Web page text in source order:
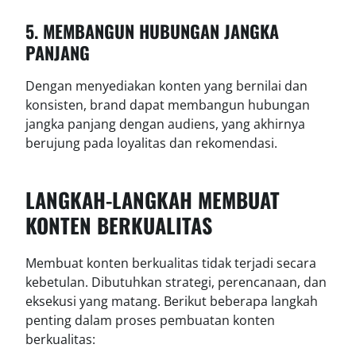
5. MEMBANGUN HUBUNGAN JANGKA
PANJANG
Dengan menyediakan konten yang bernilai dan
konsisten, brand dapat membangun hubungan
jangka panjang dengan audiens, yang akhirnya
berujung pada loyalitas dan rekomendasi.
LANGKAH-LANGKAH MEMBUAT
KONTEN BERKUALITAS
Membuat konten berkualitas tidak terjadi secara
kebetulan. Dibutuhkan strategi, perencanaan, dan
eksekusi yang matang. Berikut beberapa langkah
penting dalam proses pembuatan konten
berkualitas: